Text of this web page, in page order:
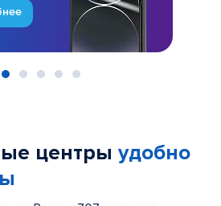
центры удобно